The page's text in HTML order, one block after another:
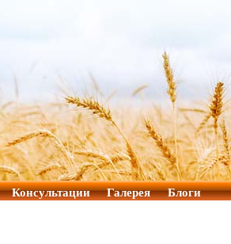
Консультации Галерея Блоги